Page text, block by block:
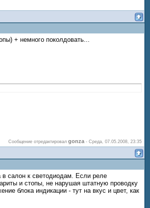
+ немного поколдовать...
Сообщение отредактировал gonza - Среда, 07.05.2008, 23:35
в салон к светодиодам. Если реле
и стопы, не нарушая штатную проводку
блока индикации - тут на вкус и цвет, как